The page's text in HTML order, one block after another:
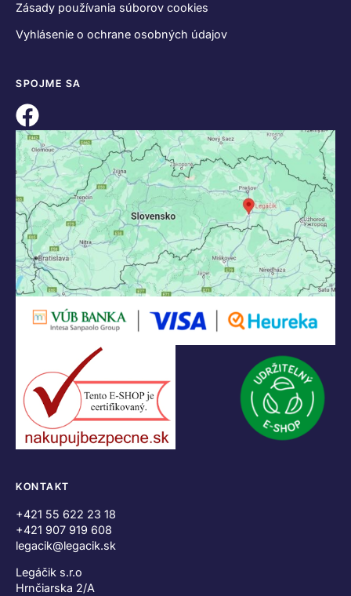
Zásady používania súborov cookies
Vyhlásenie o ochrane osobných údajov
SPOJME SA
KONTAKT
+421 55 622 23 18
+421 907 919 608
legacik@legacik.sk
Legáčik s.r.o
Hrnčiarska 2/A